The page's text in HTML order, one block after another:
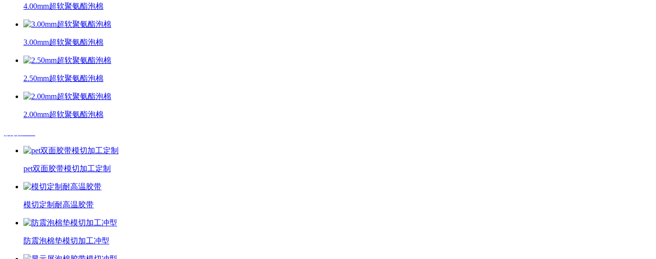
4.00mm超软聚氨酯泡棉
3.00mm超软聚氨酯泡棉
2.50mm超软聚氨酯泡棉
2.00mm超软聚氨酯泡棉
pet双面胶带模切加工定制
模切定制耐高温胶带
防震泡棉垫模切加工冲型